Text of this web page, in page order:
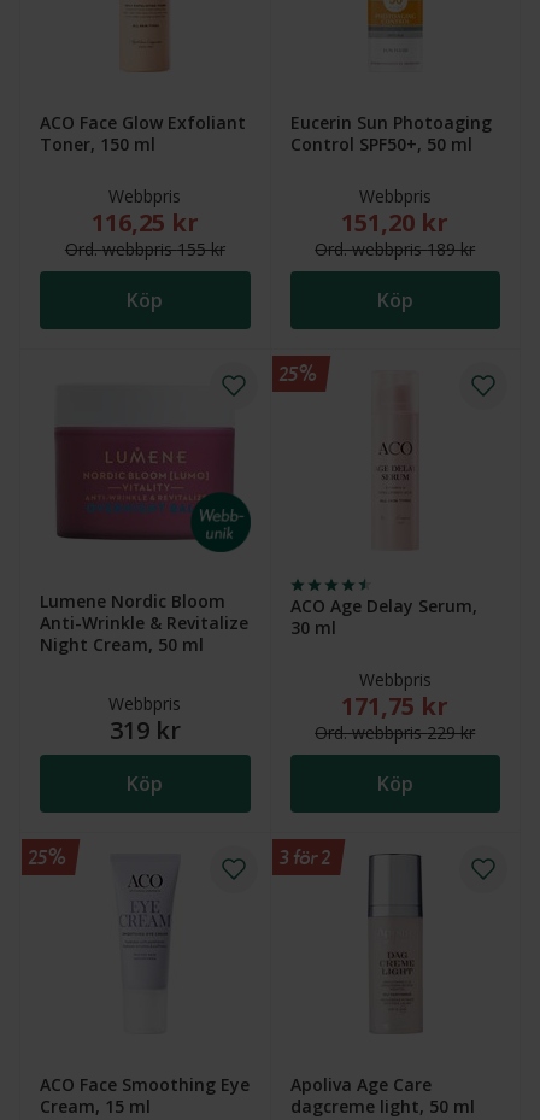
ACO Face Glow Exfoliant
Toner, 150 ml
Webbpris
Nytt reducerat pris: 116,25 kr. Ordinarie webbpris
116,25 kr
Ord.webbpris155 kr
Köp
Eucerin Sun Photoaging
Control SPF50+, 50 ml
Webbpris
Nytt reducerat
151,20 kr
Ord.webbpris189 kr
Köp
Lumene Nordic Bloom
Anti-Wrinkle & Revitalize
Night Cream, 50 ml
Webbpris
319 kr
Köp
ACO Age Delay Serum,
30 ml
Webbpris
Nytt reducerat
171,75 kr
Ord.webbpris229 kr
Köp
25%
ACO Face Smoothing Eye
Cream, 15 ml
25%
Apoliva Age Care
dagcreme light, 50 ml
3 för 2